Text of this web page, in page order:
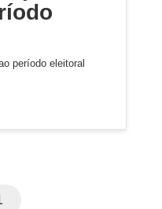
período eleitoral